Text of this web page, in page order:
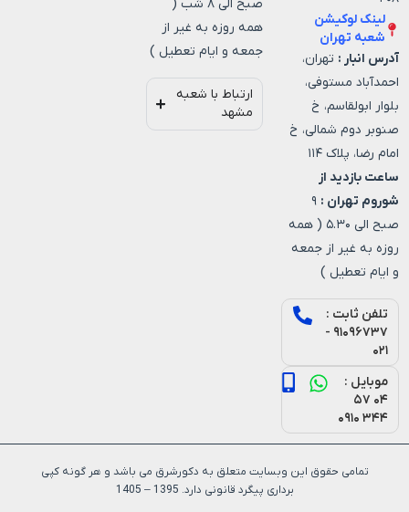
لینک لوکیشن
شعبه تهران
آدرس انبار : تهران،
احمدآباد مستوفی،
بلوار ابولقاسم، خ
صنوبر دوم شمالی، خ
امام رضا، پلاک ۱۱۴
ساعت بازدید از
شوروم تهران : ۹
صبح الی ۵.۳۰ ( همه
روزه به غیر از جمعه
و ایام تعطیل )
تلفن ثابت :
۹۱۰۹۶۷۳۷ -
۰۲۱
موبایل :
۰۴ ۵۷
۳۴۴ ۰۹۱۰
صبح الی ۸ شب (
همه روزه به غیر از
جمعه و ایام تعطیل )
ارتباط با شعبه
مشهد
تمامی حقوق این وبسایت متعلق به دکورشرق می باشد و هر گونه کپی
برداری پیگرد قانونی دارد. 1395 – 1405